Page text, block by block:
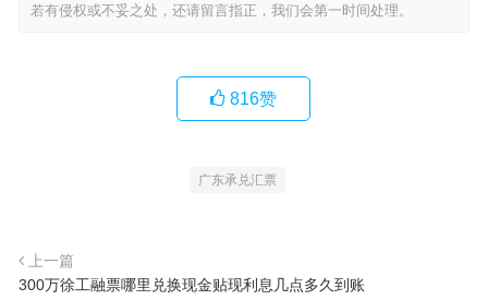
若有侵权或不妥之处，还请留言指正，我们会第一时间处理。
816赞
广东承兑汇票
上一篇
300万徐工融票哪里兑换现金贴现利息几点多久到账